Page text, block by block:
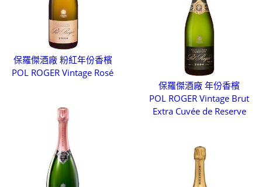
保羅傑酒廠 粉紅年份香檳
POL ROGER Vintage Rosé
保羅傑酒廠 年份香檳
POL ROGER Vintage Brut
Extra Cuvée de Reserve